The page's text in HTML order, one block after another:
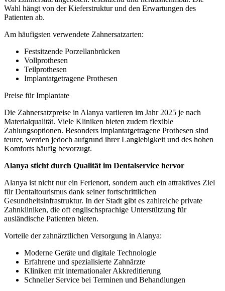
Wahl hängt von der Kieferstruktur und den Erwartungen des
Patienten ab.
Am häufigsten verwendete Zahnersatzarten:
Festsitzende Porzellanbrücken
Vollprothesen
Teilprothesen
Implantatgetragene Prothesen
Preise für Implantate
Die Zahnersatzpreise in Alanya variieren im Jahr 2025 je nach
Materialqualität. Viele Kliniken bieten zudem flexible
Zahlungsoptionen. Besonders implantatgetragene Prothesen sind
teurer, werden jedoch aufgrund ihrer Langlebigkeit und des hohen
Komforts häufig bevorzugt.
Alanya sticht durch Qualität im Dentalservice hervor
Alanya ist nicht nur ein Ferienort, sondern auch ein attraktives Ziel
für Dentaltourismus dank seiner fortschrittlichen
Gesundheitsinfrastruktur. In der Stadt gibt es zahlreiche private
Zahnkliniken, die oft englischsprachige Unterstützung für
ausländische Patienten bieten.
Vorteile der zahnärztlichen Versorgung in Alanya:
Moderne Geräte und digitale Technologie
Erfahrene und spezialisierte Zahnärzte
Kliniken mit internationaler Akkreditierung
Schneller Service bei Terminen und Behandlungen